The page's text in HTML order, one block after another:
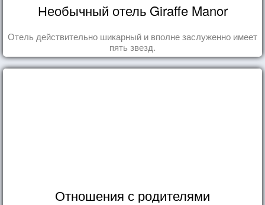
Необычный отель Giraffe Manor
Отель действительно шикарный и вполне заслуженно имеет
пять звезд.
Отношения с родителями